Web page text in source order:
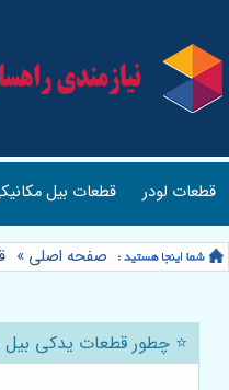
قطعات لودر قطعات بیل
صفحه اصلی »
⭐️ چطور قطعات یدکی بیل